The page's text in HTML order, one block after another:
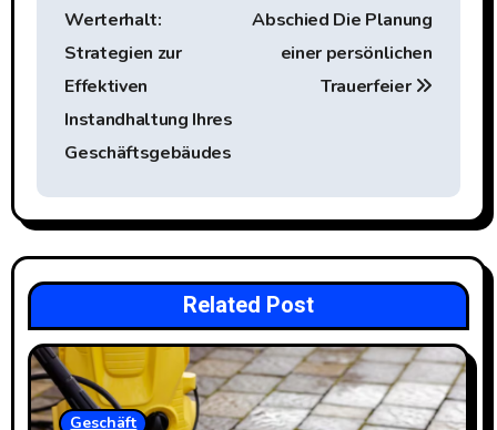
a
v
i
g
a
t
Werterhalt:
Strategien zur
Effektiven
Instandhaltung Ihres
Geschäftsgebäudes
Abschied Die Planung
einer persönlichen
Trauerfeier
Related Post
Geschäft